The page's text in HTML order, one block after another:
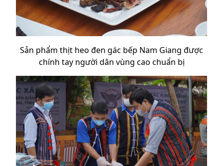
Sản phẩm thịt heo đen gác bếp Nam Giang được
chính tay người dân vùng cao chuẩn bị